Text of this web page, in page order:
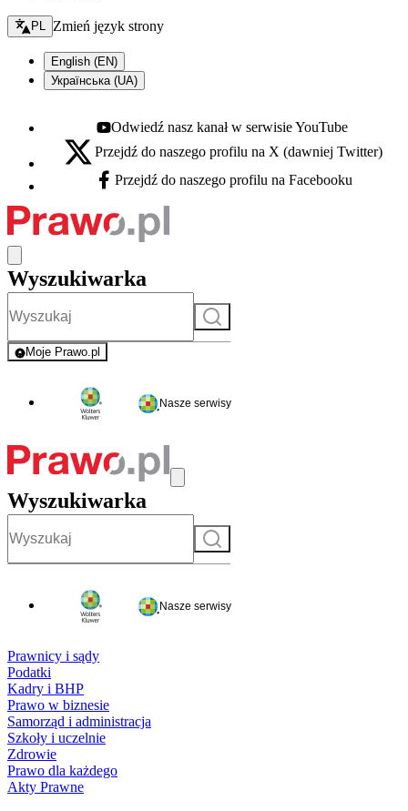
Zmień język - bieżący:
PL Zmień język strony
English (EN)
Українська (UA)
Youtube - otwiera się w nowej karcie
Odwiedź nasz kanał w serwisie YouTube
X - otwiera się w nowej karcie
Przejdź do naszego profilu na X (dawniej Twitter)
Facebook - otwiera się w nowej karcie
Przejdź do naszego profilu na Facebooku
Wyszukiwarka
Szukaj
Moje Prawo.pl
- rejestracja i logowanie do serwisu
Nasze serwisy
Wyszukiwarka
Szukaj
Nasze serwisy
Prawnicy i sądy
Podatki
Kadry i BHP
Prawo w biznesie
Samorząd i administracja
Szkoły i uczelnie
Zdrowie
Prawo dla każdego
Akty Prawne